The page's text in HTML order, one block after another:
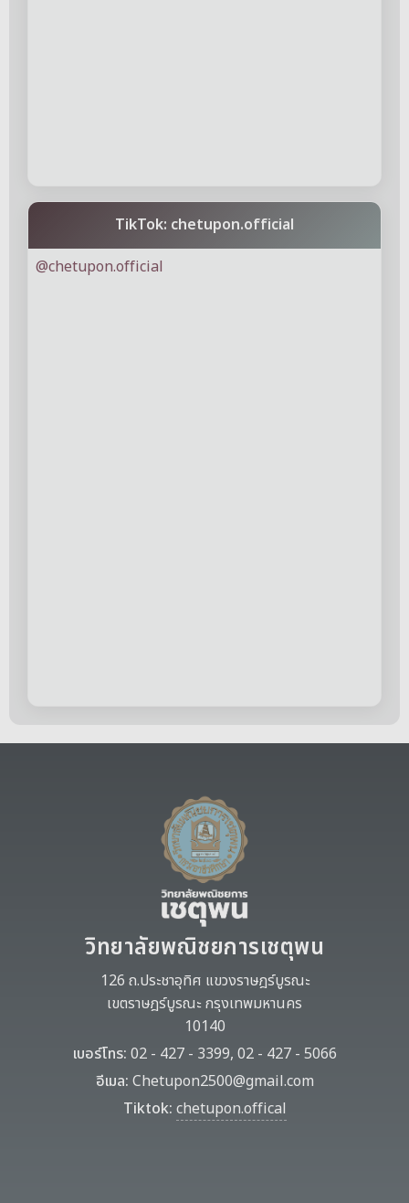
TikTok: chetupon.official
@chetupon.official
วิทยาลัยพณิชยการเชตุพน
126 ถ.ประชาอุทิศ แขวงราษฎร์บูรณะ
เขตราษฎร์บูรณะ กรุงเทพมหานคร
10140
เบอร์โทร: 02 - 427 - 3399, 02 - 427 - 5066
อีเมล: Chetupon2500@gmail.com
Tiktok: chetupon.offical